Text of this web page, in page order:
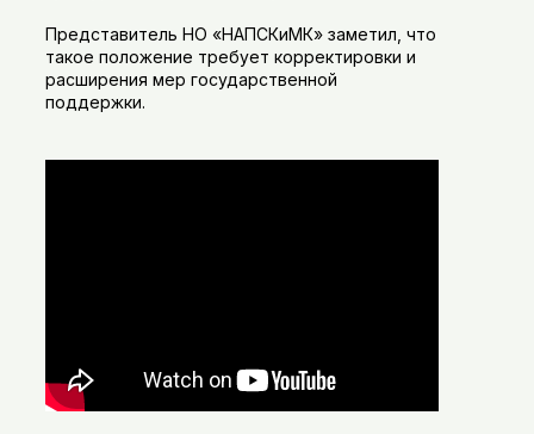
Представитель НО «НАПСКиМК» заметил, что
такое положение требует корректировки и
расширения мер государственной
поддержки.